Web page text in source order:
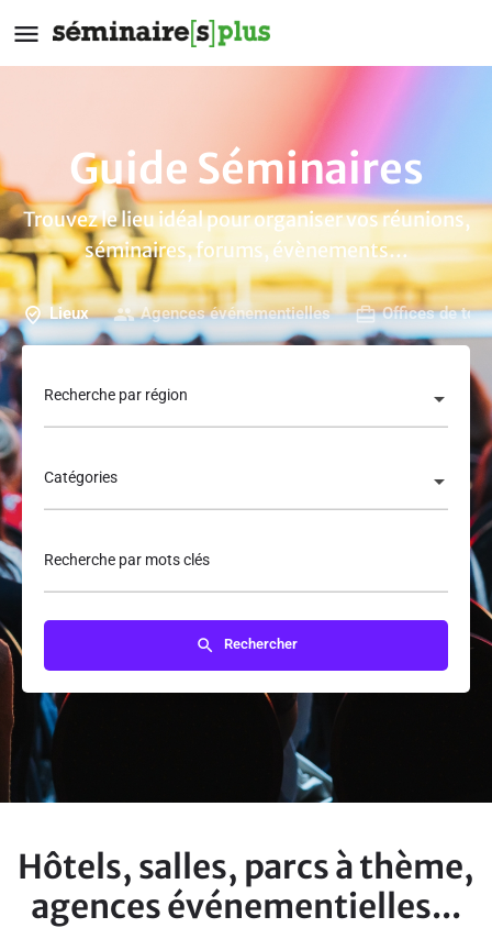
Guide Séminaires
Trouvez le lieu idéal pour organiser vos réunions,
séminaires, forums, évènements…
Lieux Agences événementielles Offices de
Recherche par région
Catégories
Recherche par mots clés
Rechercher
Hôtels, salles, parcs à thème,
agences événementielles...